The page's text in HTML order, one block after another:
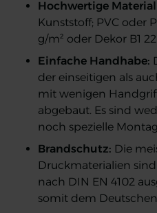
Hochwertige
Kunststoff; PVC oder
g/m² oder Dekor B1
Einfache Handhabe:
der einseitigen als
mit wenigen
abgebaut. Es sind
noch spezielle
Brandschutz: Die
Druckmaterialien
nach DIN EN 4102
somit dem